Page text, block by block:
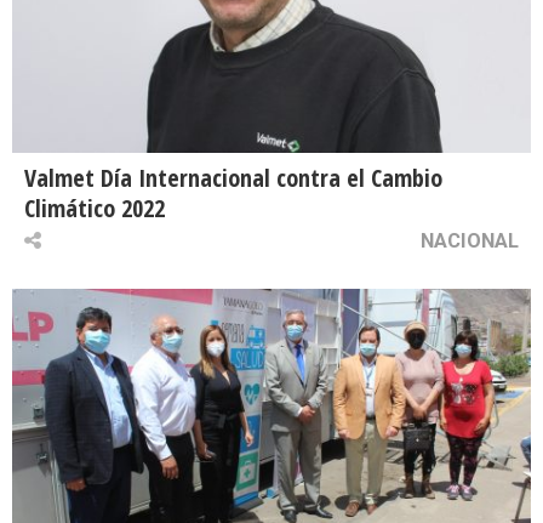
Valmet Día Internacional contra el Cambio
Climático 2022
NACIONAL